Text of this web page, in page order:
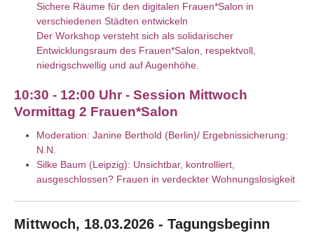
Sichere Räume für den digitalen Frauen*Salon in
verschiedenen Städten entwickeln
Der Workshop versteht sich als solidarischer
Entwicklungsraum des Frauen*Salon, respektvoll,
niedrigschwellig und auf Augenhöhe.
10:30 - 12:00 Uhr - Session Mittwoch
Vormittag 2 Frauen*Salon
Moderation: Janine Berthold (Berlin)/ Ergebnissicherung:
N.N.
Silke Baum (Leipzig): Unsichtbar, kontrolliert,
ausgeschlossen? Frauen in verdeckter Wohnungslosigkeit
Mittwoch, 18.03.2026 - Tagungsbeginn